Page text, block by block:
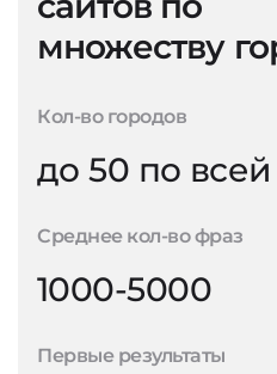
множеству
Кол-во городов
до 50 по
Среднее кол-во фраз
1000-5000
Первые результаты